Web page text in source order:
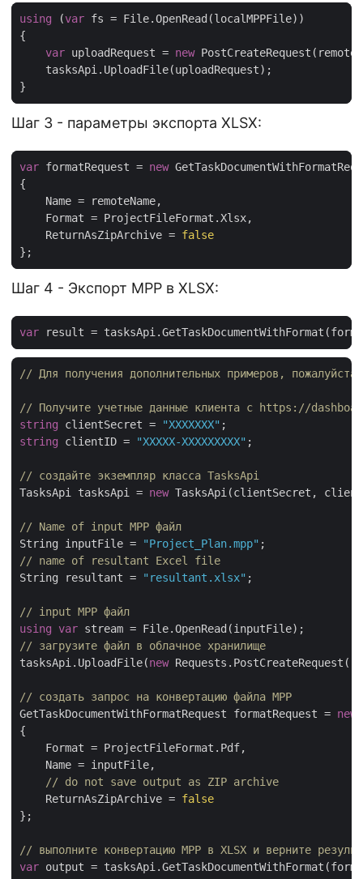
using (var
var uploadRequest = new
Шаг 3 - параметры экспорта XLSX:
var formatRequest = new
    ReturnAsZipArchive =
false
Шаг 4 - Экспорт MPP в XLSX:
var
// Для получения дополнительных примеров,
// Получите учетные данные клиента с https://
string clientSecret = "XXXXXXX"
string clientID = "XXXXX-XXXXXXXXX" ;
// создайте экземпляр класса TasksApi
TasksApi tasksApi = new TasksApi(clientSecret,
// Name of input MPP файл
String inputFile =
"Project_Plan.mpp"
// name of resultant Excel file
String resultant =
"resultant.xlsx" ;
// input MPP файл
using
var
// загрузите файл в облачное хранилище
tasksApi.UploadFile(new Requests.PostCreateRequest(
// создать запрос на конвертацию файла MPP
GetTaskDocumentWithFormatRequest formatRequest = new
{
    Format = ProjectFileFormat.Pdf,
    Name = inputFile,
// do not save output as ZIP archive
    ReturnAsZipArchive =
false
};
// выполните конвертацию MPP в XLSX и верните
var output =